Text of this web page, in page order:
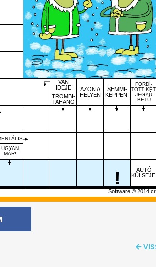
UGYAN
MÁR!
VAN
IDEJE
TROMBI-
TAHANG
AZON A
HELYEN
SEMMI-
KÉPPEN!
!
FORDÍ-
TOTT
JEGYÛ
BETÛ
AUTÓ
KÜLSEJE!
Software © 2014